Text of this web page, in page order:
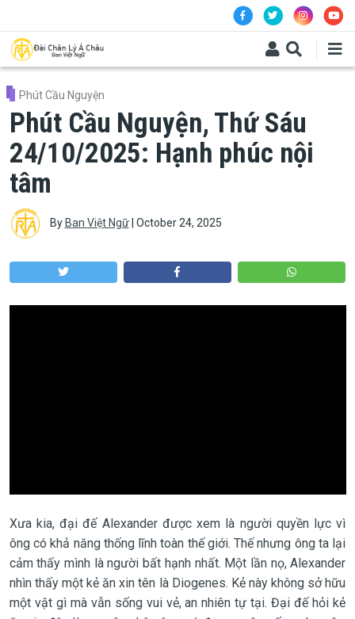
Phút Cầu Nguyện
Phút Cầu Nguyện, Thứ Sáu
24/10/2025: Hạnh phúc nội
tâm
By Ban Việt Ngữ| October 24, 2025
Xưa kia, đại đế Alexander được xem là người quyền lực vì
ông có khả năng thống lĩnh toàn thế giới. Thế nhưng ông ta lại
cảm thấy mình là người bất hạnh nhất. Một lần nọ, Alexander
nhìn thấy một kẻ ăn xin tên là Diogenes. Kẻ này không sở hữu
một vật gì mà vẫn sống vui vẻ, an nhiên tự tại. Đại đế hỏi kẻ